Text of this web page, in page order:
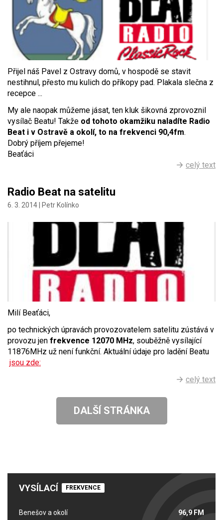
Přijel náš Pavel z Ostravy domů, v hospodě se stavit
nestihnul, přesto mu kulich do příkopy pad. Plakala slečna z
recepce ...
My ale naopak můžeme jásat, ten kluk šikovná zprovoznil
vysílač Beatu! Takže od tohoto okamžiku naladíte Radio
Beat i v Ostravě a okolí, to na frekvenci 90,4fm.
Dobrý příjem přejeme!
Beaťáci
celý text
Radio Beat na satelitu
6. 3. 2014 | Petr Kolínko
Milí Beaťáci,
po technických úpravách provozovatelem satelitu zústává v
provozu jen frekvence 12070 MHz, souběžně vysílající
11876MHz už není funkční. Aktuální údaje pro ladění Beatu
jsou zde:
celý text
DALŠÍ STRÁNKA
VYSÍLACÍ FREKVENCE
Benešov a okolí
96,9 FM